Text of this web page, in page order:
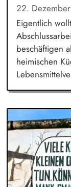
22.
Eigentlich
beschäftigen
heimischen